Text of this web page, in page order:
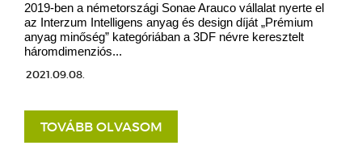
2019-ben a németországi Sonae Arauco vállalat nyerte el
az Interzum Intelligens anyag és design díját „Prémium
anyag minőség” kategóriában a 3DF névre keresztelt
háromdimenziós...
2021.09.08.
TOVÁBB OLVASOM